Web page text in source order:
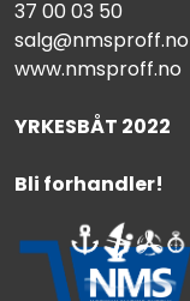
37 00 03 50
salg@nmsproff.no
www.nmsproff.no
YRKESBÅT 2022
Bli forhandler!